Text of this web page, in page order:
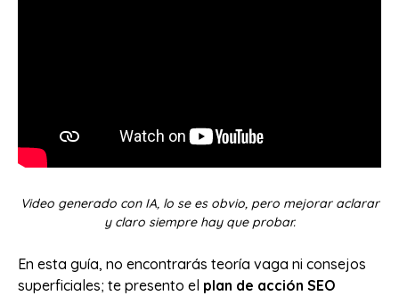
Video generado con IA, lo se es obvio, pero mejorar aclarar
y claro siempre hay que probar.
En esta guía, no encontrarás teoría vaga ni consejos
superficiales; te presento el plan de acción SEO